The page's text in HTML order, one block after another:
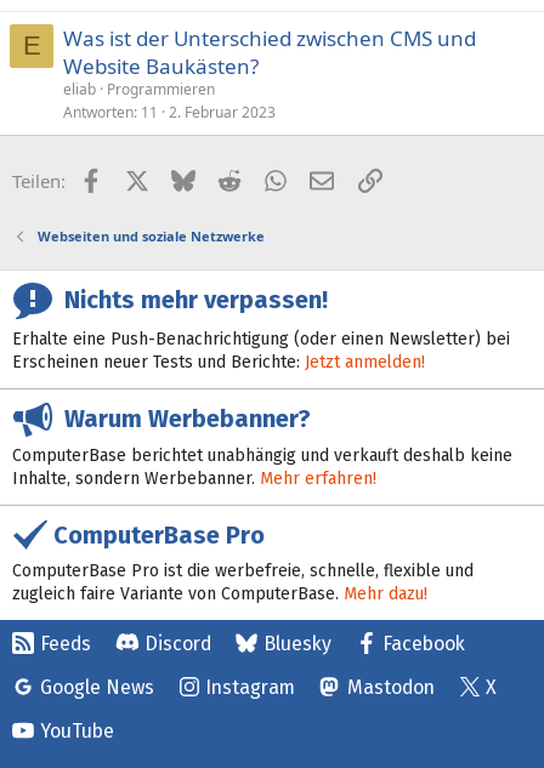
E
Was ist der Unterschied zwischen CMS und
Website Baukästen?
eliab Programmieren
Antworten 11 2. Februar 2023
Teilen: FacebookX (Twitter)
BlueskyRedditWhatsApp
E-MailLink
Webseiten und soziale Netzwerke
Nichts mehr verpassen!
Erhalte eine Push-Benachrichtigung (oder einen Newsletter) bei
Erscheinen neuer Tests und Berichte: Jetzt anmelden!
Warum Werbebanner?
ComputerBase berichtet unabhängig und verkauft deshalb keine
Inhalte, sondern Werbebanner. Mehr erfahren!
ComputerBase Pro
ComputerBase Pro ist die werbefreie, schnelle, flexible und
zugleich faire Variante von ComputerBase. Mehr dazu!
Feeds Discord Bluesky
Facebook
Google News
Instagram Mastodon
X
YouTube